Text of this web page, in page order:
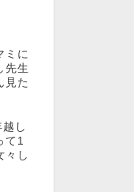
ミに
先生
見た
し
て1
々し